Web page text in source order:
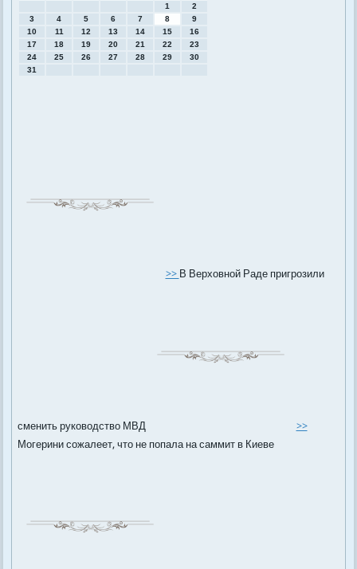
1
2
3
4 5 6 7 8
9
10
11 12 13 14 15
16
17
18 19 20 21 22
23
24
25 26 27 28 29
30
31
>>В Верховной Раде пригрозили
сменить руководство МВД
>>
Могерини сожалеет, что не попала на саммит в Киеве